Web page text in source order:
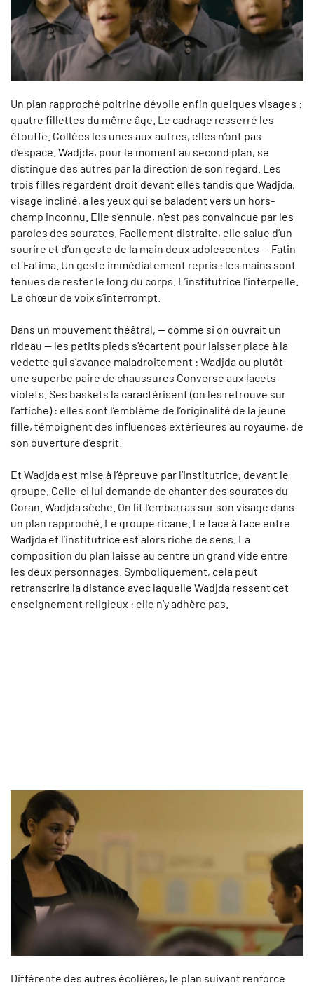
Un plan rapproché poitrine dévoile enfin quelques visages :
quatre fillettes du même âge. Le cadrage resserré les
étouffe. Collées les unes aux autres, elles n’ont pas
d’espace. Wadjda, pour le moment au second plan, se
distingue des autres par la direction de son regard. Les
trois filles regardent droit devant elles tandis que Wadjda,
visage incliné, a les yeux qui se baladent vers un hors-
champ inconnu. Elle s’ennuie, n’est pas convaincue par les
paroles des sourates. Facilement distraite, elle salue d’un
sourire et d’un geste de la main deux adolescentes — Fatin
et Fatima. Un geste immédiatement repris : les mains sont
tenues de rester le long du corps. L’institutrice l’interpelle.
Le chœur de voix s’interrompt.
Dans un mouvement théâtral, — comme si on ouvrait un
rideau — les petits pieds s’écartent pour laisser place à la
vedette qui s’avance maladroitement : Wadjda ou plutôt
une superbe paire de chaussures Converse aux lacets
violets. Ses baskets la caractérisent (on les retrouve sur
l’affiche) : elles sont l’emblème de l’originalité de la jeune
fille, témoignent des influences extérieures au royaume, de
son ouverture d’esprit.
Et Wadjda est mise à l’épreuve par l’institutrice, devant le
groupe. Celle-ci lui demande de chanter des sourates du
Coran. Wadjda sèche. On lit l’embarras sur son visage dans
un plan rapproché. Le groupe ricane. Le face à face entre
Wadjda et l’institutrice est alors riche de sens. La
composition du plan laisse au centre un grand vide entre
les deux personnages. Symboliquement, cela peut
retranscrire la distance avec laquelle Wadjda ressent cet
enseignement religieux : elle n’y adhère pas.
Différente des autres écolières, le plan suivant renforce